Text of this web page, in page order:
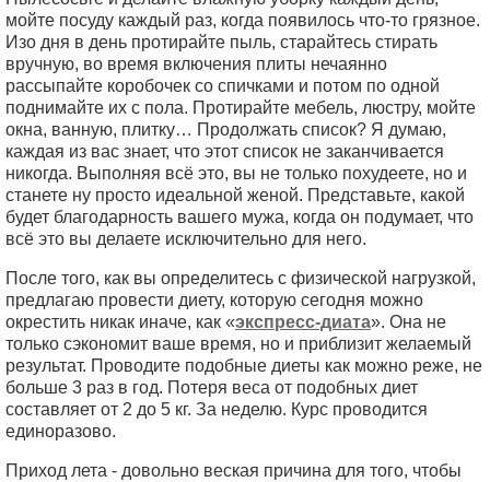
мойте посуду каждый раз, когда появилось что-то грязное.
Изо дня в день протирайте пыль, старайтесь стирать
вручную, во время включения плиты нечаянно
рассыпайте коробочек со спичками и потом по одной
поднимайте их с пола. Протирайте мебель, люстру, мойте
окна, ванную, плитку… Продолжать список? Я думаю,
каждая из вас знает, что этот список не заканчивается
никогда. Выполняя всё это, вы не только похудеете, но и
станете ну просто идеальной женой. Представьте, какой
будет благодарность вашего мужа, когда он подумает, что
всё это вы делаете исключительно для него.
После того, как вы определитесь с физической нагрузкой,
предлагаю провести диету, которую сегодня можно
окрестить никак иначе, как «экспресс-диата». Она не
только сэкономит ваше время, но и приблизит желаемый
результат. Проводите подобные диеты как можно реже, не
больше 3 раз в год. Потеря веса от подобных диет
составляет от 2 до 5 кг. За неделю. Курс проводится
единоразово.
Приход лета - довольно веская причина для того, чтобы